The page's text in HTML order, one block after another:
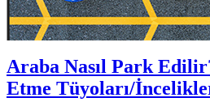
Araba Nasıl Park
Etme Tüyoları/